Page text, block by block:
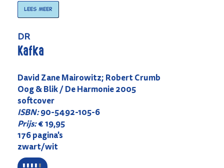
Lees meer
DR
Kafka
David Zane Mairowitz; Robert Crumb
Oog & Blik / De Harmonie 2005
softcover
ISBN:90-5492-105-6
Prijs:€ 19,95
176 pagina's
zwart/wit